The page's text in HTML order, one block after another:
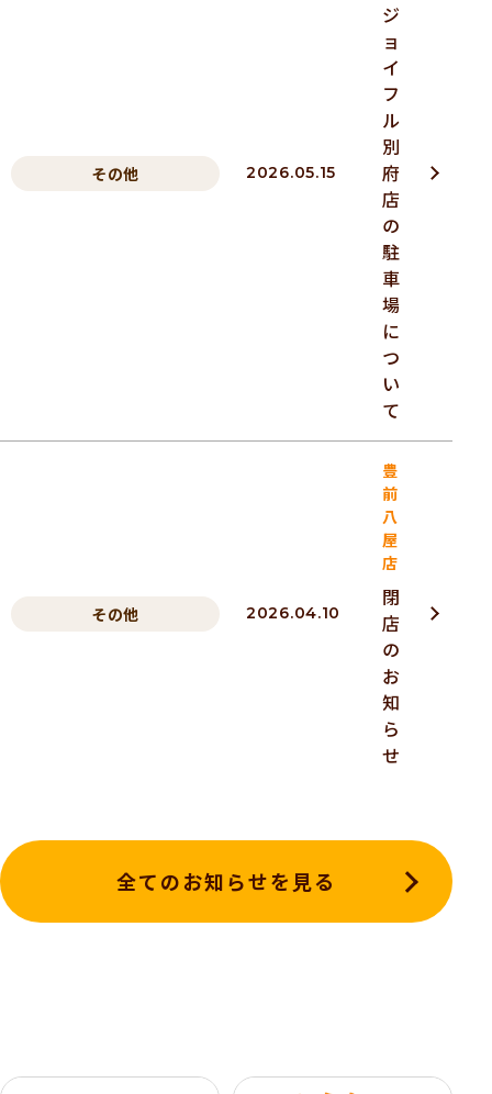
その他 2026.05.15
ジ
ョ
イ
フ
ル
別
府
店
の
駐
車
場
に
つ
い
て
その他 2026.04.10
豊
前
八
屋
店
閉
店
の
お
知
ら
せ
全てのお知らせを見る